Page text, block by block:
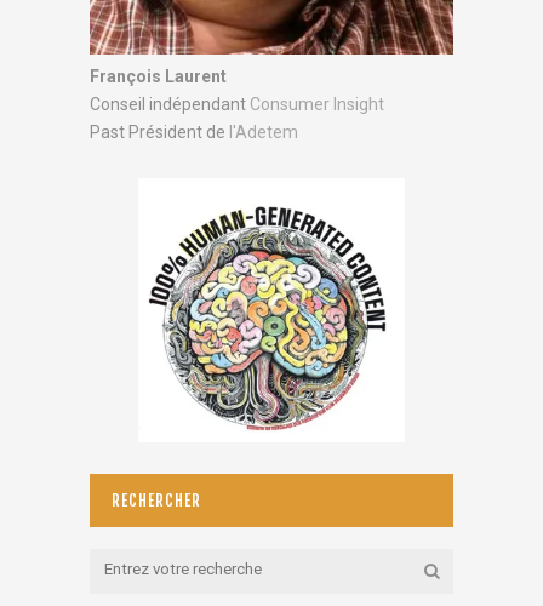
François Laurent
Conseil indépendant Consumer Insight
Past Président de l'Adetem
RECHERCHER